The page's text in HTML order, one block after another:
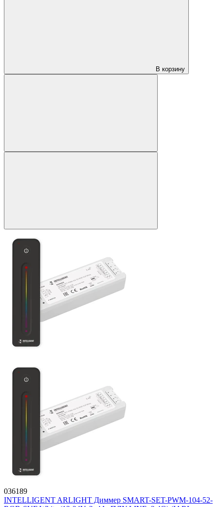
В корзину
036189
INTELLIGENT ARLIGHT Диммер SMART-SET-PWM-104-52-